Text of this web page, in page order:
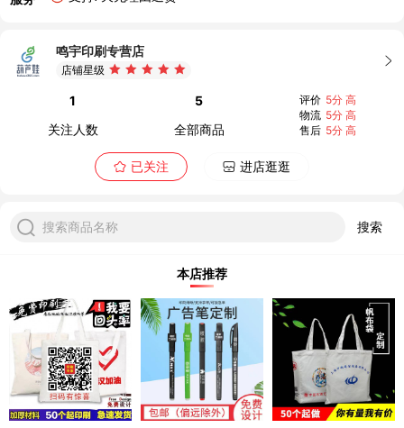
鸣宇印刷专营店
店铺星级
1
关注人数
5
全部商品
评价 5分 高
物流 5分 高
售后 5分 高
已关注 进店逛逛
搜索商品名称 搜索
本店推荐